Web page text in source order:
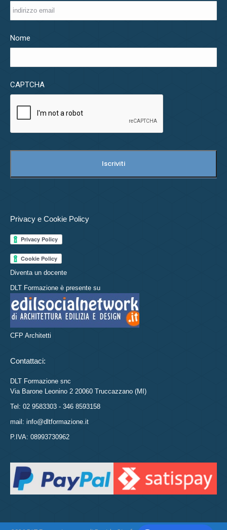
Nome
CAPTCHA
Privacy e Cookie Policy
Diventa un docente
DLT Formazione è presente su
CFP Architetti
Contattaci:
DLT Formazione snc
Via Barone Leonino 2 20060 Truccazzano (MI)
Tel: 02 9583303 - 346 8593158
mail: info@dltformazione.it
P.IVA: 08993730962